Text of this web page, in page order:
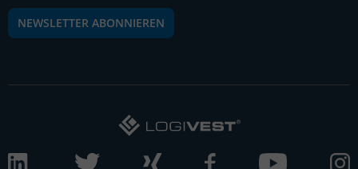
(LANDKREIS / KREISFREIE STADT)
BRUTTOWERTSCHÖPFUNG
(LANDKREIS / KREISFREIE STADT)
NEWSLETTER ABONNIEREN